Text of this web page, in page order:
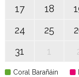
17
18
24
25
31
1
Coral Barañáin